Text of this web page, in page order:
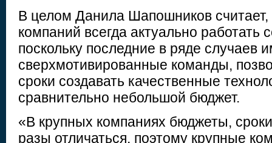
В целом Данила Шапошников считает,
компаний всегда актуально работать
поскольку последние в ряде случаев
сверхмотивированные команды,
сроки создавать качественные
сравнительно небольшой бюджет.
«В крупных компаниях бюджеты,
разы отличаться, поэтому крупные